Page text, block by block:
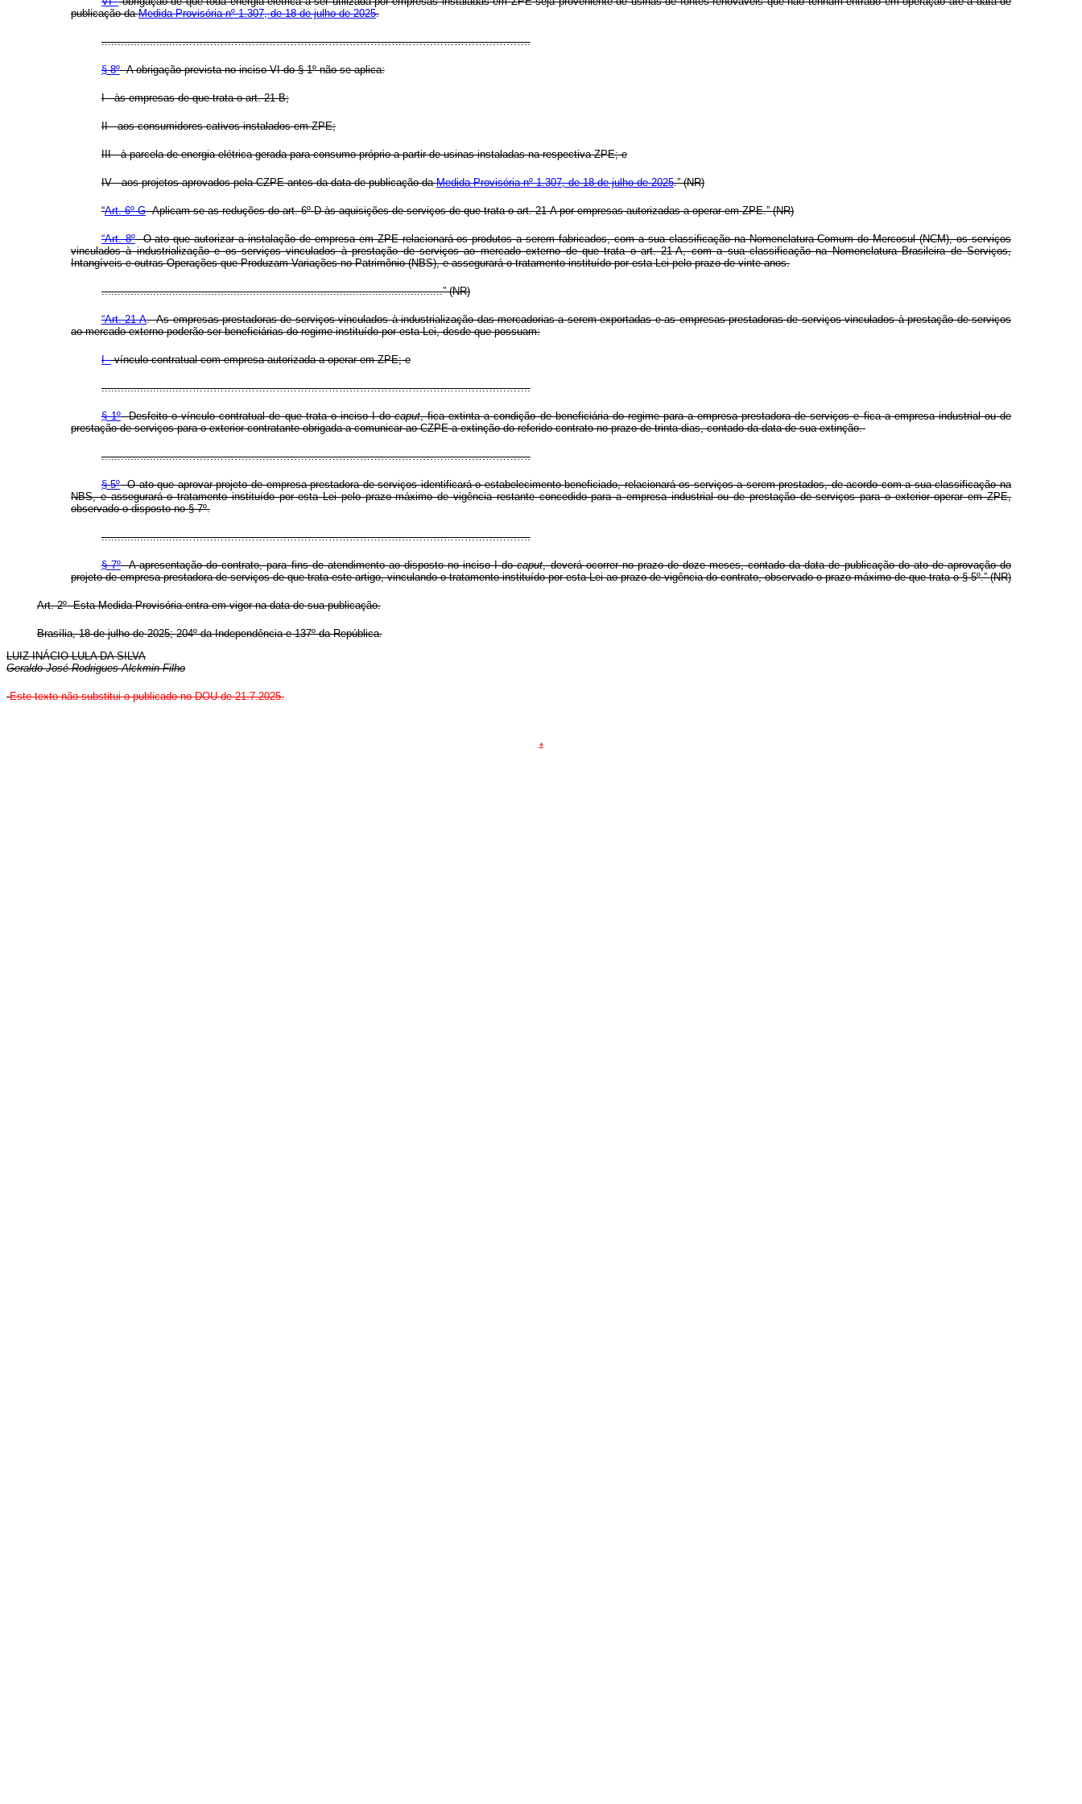
publicação daMedida Provisória nº 1.307, de 18 de julho de 2025.
.........................……………………………………………………………………………………….
§ 8ºA obrigação prevista no inciso VI do § 1º não se aplica:
I - às empresas de que trata o art. 21-B;
II - aos consumidores cativos instalados em ZPE;
III - à parcela de energia elétrica gerada para consumo próprio a partir de usinas instaladas na respectiva ZPE; e
IV - aos projetos aprovados pela CZPE antes da data de publicação daMedida Provisória nº 1.307, de 18 de julho de 2025.” (NR)
“Art. 6º-GAplicam-se as reduções do art. 6º-D às aquisições de serviços de que trata o art. 21-A por empresas autorizadas a operar em ZPE.”(NR)
“Art. 8ºO ato que autorizar a instalação de empresa em ZPE relacionará os produtos a serem fabricados, com a sua classificação na Nomenclatura Comum do Mercosul (NCM), os serviços
vinculados à industrialização e os serviços vinculados à prestação de serviços ao mercado externo de que trata o art. 21-A, com a sua classificação na Nomenclatura Brasileira de Serviços,
Intangíveis e outras Operações que Produzam Variações no Patrimônio (NBS), e assegurará o tratamento instituído por esta Lei pelo prazo de vinte anos.
..........................................................................................................” (NR)
“Art. 21-A. As empresas prestadoras de serviços vinculados à industrialização das mercadorias a serem exportadas e as empresas prestadoras de serviços vinculados à prestação de serviços
ao mercado externo poderão ser beneficiárias do regime instituído por esta Lei, desde que possuam:
I -vínculo contratual com empresa autorizada a operar em ZPE; e
.........................……………………………………………………………………………………….
§ 1ºDesfeito o vínculo contratual de que trata o inciso I docaput, fica extinta a condição de beneficiária do regime para a empresa prestadora de serviços e fica a empresa industrial ou de
prestação de serviços para o exterior contratante obrigada a comunicar ao CZPE a extinção do referido contrato no prazo de trinta dias, contado da data de sua extinção.
.........................……………………………………………………………………………………….
§ 5ºO ato que aprovar projeto de empresa prestadora de serviços identificará o estabelecimento beneficiado, relacionará os serviços a serem prestados, de acordo com a sua classificação na
NBS, e assegurará o tratamento instituído por esta Lei pelo prazo máximo de vigência restante concedido para a empresa industrial ou de prestação de serviços para o exterior operar em ZPE,
observado o disposto no § 7º.
.........................……………………………………………………………………………………….
§ 7ºA apresentação do contrato, para fins de atendimento ao disposto no inciso I docaput, deverá ocorrer no prazo de doze meses, contado da data de publicação do ato de aprovação do
projeto de empresa prestadora de serviços de que trata este artigo, vinculando o tratamento instituído por esta Lei ao prazo de vigência do contrato, observado o prazo máximo de que trata o § 5º.” (NR)
Art. 2º Esta Medida Provisória entra em vigor na data de sua publicação.
Brasília, 18 de julho de 2025; 204º da Independência e 137º da República.
LUIZ INÁCIO LULA DA SILVA
Geraldo José Rodrigues Alckmin Filho
Este texto não substitui o publicado no DOU de 21.7.2025.
*